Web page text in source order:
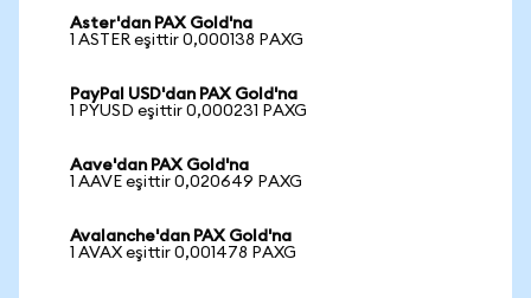
Aster'dan PAX Gold'na
1 ASTER eşittir 0,000138 PAXG
PayPal USD'dan PAX Gold'na
1 PYUSD eşittir 0,000231 PAXG
Aave'dan PAX Gold'na
1 AAVE eşittir 0,020649 PAXG
Avalanche'dan PAX Gold'na
1 AVAX eşittir 0,001478 PAXG